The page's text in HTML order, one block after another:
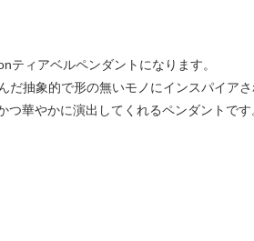
ティアベルペンダントになります。
抽象的で形の無いモノにインスパイアさ
華やかに演出してくれるペンダントです